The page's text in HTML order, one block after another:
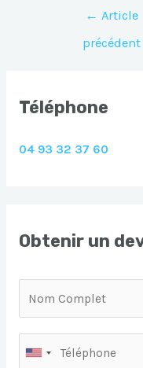
Navigation
l’article
← Article
précédent
Téléphone
04 93 32 37 60
Obtenir un